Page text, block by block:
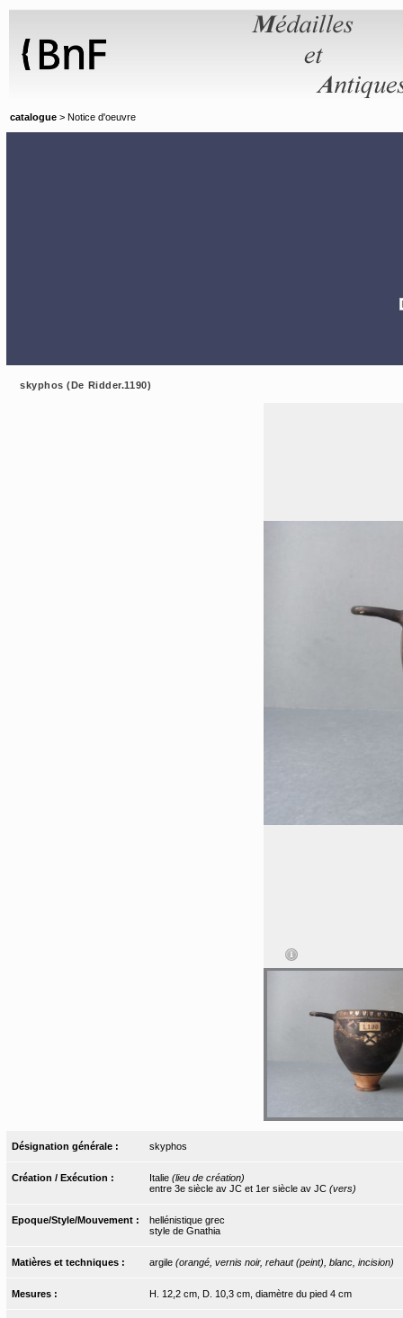
catalogue > Notice d'oeuvre
skyphos (De Ridder.1190)
Désignation générale : skyphos
Création / Exécution : Italie (lieu de création)
entre 3e siècle av JC et 1er siècle av JC (vers)
Epoque/Style/Mouvement :
hellénistique grec
style de Gnathia
Matières et techniques : argile (orangé, vernis noir, rehaut (peint), blanc, incision)
Mesures : H. 12,2 cm, D. 10,3 cm, diamètre du pied 4 cm